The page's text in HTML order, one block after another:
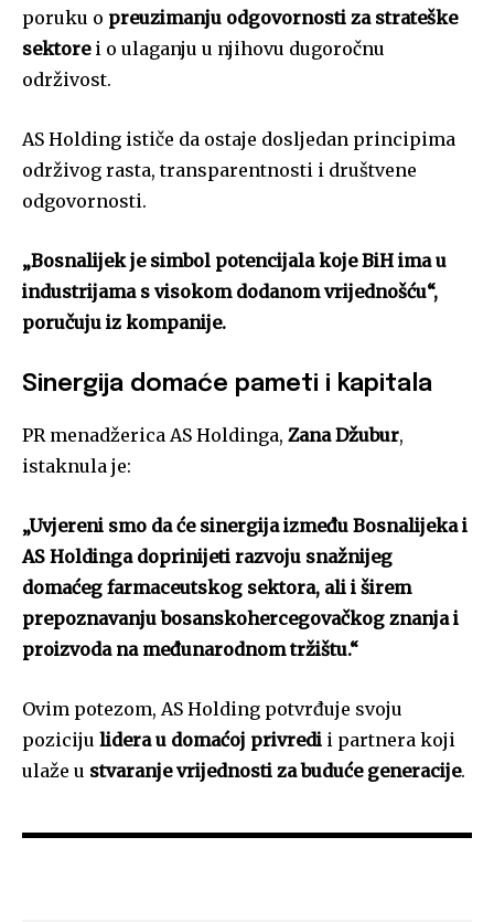
poruku o preuzimanju odgovornosti za strateške
sektorei o ulaganju u njihovu dugoročnu
održivost.
AS Holding ističe da ostaje dosljedan principima
održivog rasta, transparentnosti i društvene
odgovornosti.
„Bosnalijek je simbol potencijala koje BiH ima u
industrijama s visokom dodanom vrijednošću“,
poručuju iz kompanije.
Sinergija domaće pameti i kapitala
PR menadžerica AS Holdinga, Zana Džubur,
istaknula je:
„Uvjereni smo da će sinergija između Bosnalijeka i
AS Holdinga doprinijeti razvoju snažnijeg
domaćeg farmaceutskog sektora, ali i širem
prepoznavanju bosanskohercegovačkog znanja i
proizvoda na međunarodnom tržištu.“
Ovim potezom, AS Holding potvrđuje svoju
poziciju lidera u domaćoj privredi i partnera koji
ulaže u stvaranje vrijednosti za buduće generacije.